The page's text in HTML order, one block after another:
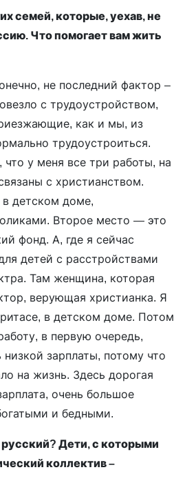
семей, которые, уехав, не
Что помогает вам жить
не последний фактор –
с трудоустройством,
как и мы, из
трудоустроиться.
у меня все три работы, на
с христианством.
детском доме,
Второе место — это
фонд. А, где я сейчас
детей с расстройствами
Там женщина, которая
верующая христианка. Я
в детском доме. Потом
в первую очередь,
низкой зарплаты, потому что
на жизнь. Здесь дорогая
очень большое
и бедными.
Дети, с которыми
коллектив –